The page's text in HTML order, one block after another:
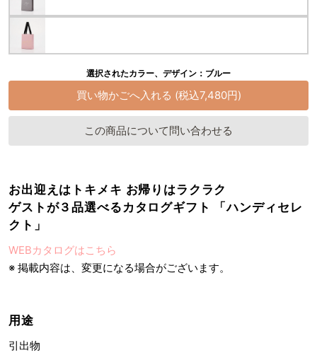
選択されたカラー、デザイン：ブルー
この商品について問い合わせる
お出迎えはトキメキ お帰りはラクラク
ゲストが３品選べるカタログギフト 「ハンディセレ
クト」
WEBカタログはこちら
※ 掲載内容は、変更になる場合がございます。
用途
引出物